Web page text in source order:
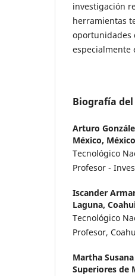
investigación
herramientas
oportunidades
especialmente
Biografía
Arturo
México,
Tecnológico
Profesor -
Iscander
Laguna,
Tecnológico
Profesor,
Martha
Superiores de